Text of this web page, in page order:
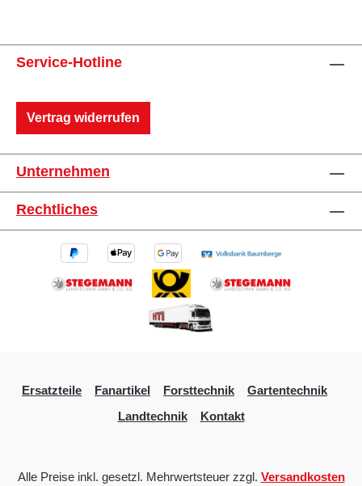
Service-Hotline
Vertrag widerrufen
Unternehmen
Rechtliches
Ersatzteile Fanartikel Forsttechnik
Gartentechnik
Landtechnik
Kontakt
Alle Preise inkl. gesetzl. Mehrwertsteuer zzgl. Versandkosten